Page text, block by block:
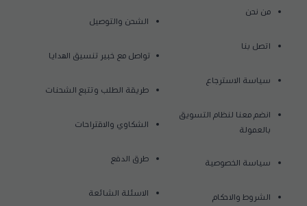
من نحن
اتصل بنا
سياسة الاسترجاع
انضم معنا لنظام التسويق
بالعمولة
سياسة الخصوصية
الشروط والاحكام
الشحن والتوصيل
تواصل مع خبير تنسيق الهدايا
طريقة الطلب وتتبع الشحنات
الشكاوي والاقتراحات
طرق الدفع
الاسئلة الشائعة